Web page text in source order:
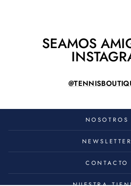
SEAMOS
NOSOTROS
NEWSLETTER
CONTACTO
NUESTRA